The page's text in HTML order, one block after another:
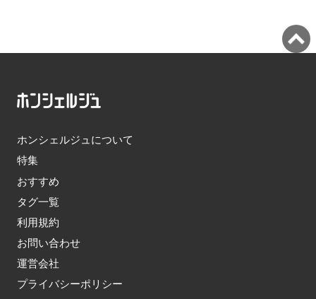
ホンシェルジュについて
特集
おすすめ
タグ一覧
利用規約
お問い合わせ
運営会社
プライバシーポリシー